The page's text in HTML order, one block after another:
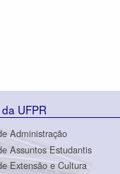
UFPR
Administração
Assuntos Estudantis
Extensão e Cultura